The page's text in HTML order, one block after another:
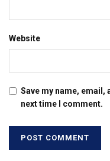
Website
Save my name,
next time I comment.